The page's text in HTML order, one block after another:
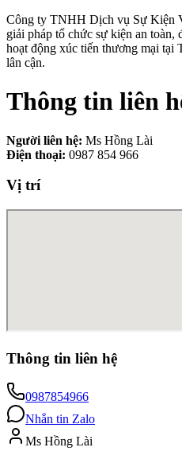
Công ty TNHH Dịch vụ Sự Kiện
giải pháp tổ chức sự kiện an
hoạt động xúc tiến thương mại
lân cận.
Thông tin liên
Người liên hệ: Ms Hồng Lài
Điện thoại: 0987 854 966
Vị trí
Thông tin liên hệ
0987854966
Nhắn tin Zalo
Ms Hồng Lài